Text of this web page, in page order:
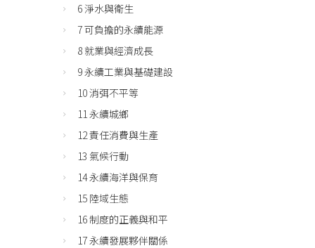
6 淨水與衛生
7 可負擔的永續能源
8 就業與經濟成長
9 永續工業與基礎建設
10 消弭不平等
11 永續城鄉
12 責任消費與生產
13 氣候行動
14 永續海洋與保育
15 陸域生態
16 制度的正義與和平
17 永續發展夥伴關係